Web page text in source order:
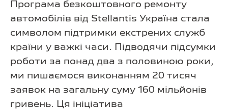
Програма безкоштовного ремонту
автомобілів від Stellantis Україна стала
символом підтримки екстрених служб
країни у важкі часи. Підводячи підсумки
роботи за понад два з половиною роки,
ми пишаємося виконанням 20 тисяч
заявок на загальну суму 160 мільйонів
гривень. Ця ініціатива